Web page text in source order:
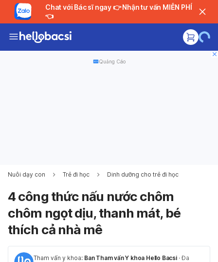
Chat với Bác sĩ ngay 👉 Nhận tư vấn MIỄN PHÍ
👈
Quảng Cáo
Nuôi dạy con Trẻ đi học Dinh dưỡng cho trẻ đi học
4 công thức nấu nước chôm
chôm ngọt dịu, thanh mát, bé
thích cả nhà mê
Tham vấn y khoa: Ban Tham vấn Y khoa Hello Bacsi ·Đa